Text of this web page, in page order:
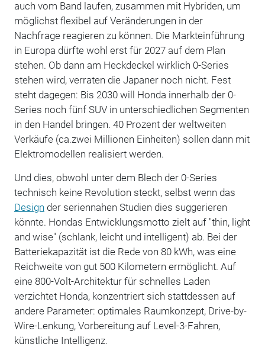
auch vom Band laufen, zusammen mit Hybriden, um
möglichst flexibel auf Veränderungen in der
Nachfrage reagieren zu können. Die Markteinführung
in Europa dürfte wohl erst für 2027 auf dem Plan
stehen. Ob dann am Heckdeckel wirklich 0-Series
stehen wird, verraten die Japaner noch nicht. Fest
steht dagegen: Bis 2030 will Honda innerhalb der 0-
Series noch fünf SUV in unterschiedlichen Segmenten
in den Handel bringen. 40 Prozent der weltweiten
Verkäufe (ca.zwei Millionen Einheiten) sollen dann mit
Elektromodellen realisiert werden.
Und dies, obwohl unter dem Blech der 0-Series
technisch keine Revolution steckt, selbst wenn das
Design der seriennahen Studien dies suggerieren
könnte. Hondas Entwicklungsmotto zielt auf "thin, light
and wise" (schlank, leicht und intelligent) ab. Bei der
Batteriekapazität ist die Rede von 80 kWh, was eine
Reichweite von gut 500 Kilometern ermöglicht. Auf
eine 800-Volt-Architektur für schnelles Laden
verzichtet Honda, konzentriert sich stattdessen auf
andere Parameter: optimales Raumkonzept, Drive-by-
Wire-Lenkung, Vorbereitung auf Level-3-Fahren,
künstliche Intelligenz.